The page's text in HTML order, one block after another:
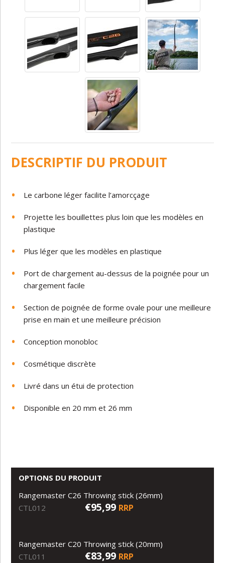
DESCRIPTIF DU PRODUIT
Le carbone léger facilite l’amorcçage
Projette les bouillettes plus loin que les modèles en
plastique
Plus léger que les modèles en plastique
Port de chargement au-dessus de la poignée pour un
chargement facile
Section de poignée de forme ovale pour une meilleure
prise en main et une meilleure précision
Conception monobloc
Cosmétique discrète
Livré dans un étui de protection
Disponible en 20 mm et 26 mm
OPTIONS DU PRODUIT
Rangemaster C26 Throwing stick (26mm)
CTL012
€95,99 RRP
Rangemaster C20 Throwing stick (20mm)
CTL011
€83,99 RRP